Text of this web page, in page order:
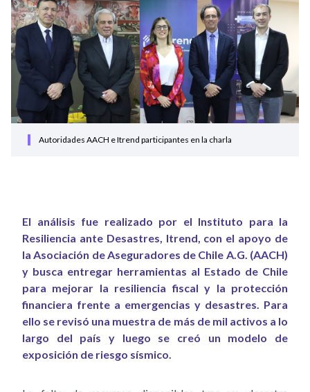
Autoridades AACH e Itrend participantes en la charla
El análisis fue realizado por el Instituto para la
Resiliencia ante Desastres, Itrend, con el apoyo de
la Asociación de Aseguradores de Chile A.G. (AACH)
y busca entregar herramientas al Estado de Chile
para mejorar la resiliencia fiscal y la protección
financiera frente a emergencias y desastres. Para
ello se revisó una muestra de más de mil activos a lo
largo del país y luego se creó un modelo de
exposición de riesgo sísmico.